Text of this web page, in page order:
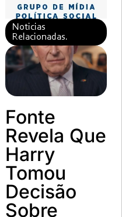
Noticias
Relacionadas.
Fonte
Revela Que
Harry
Tomou
Decisão
Sobre